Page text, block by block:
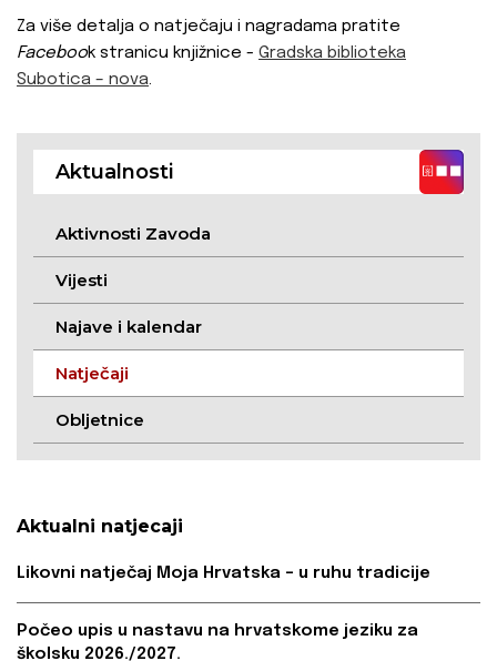
Za više detalja o natječaju i nagradama pratite
Facebook stranicu knjižnice - Gradska biblioteka
Subotica – nova.
Aktualnosti
Aktivnosti Zavoda
Vijesti
Najave i kalendar
Natječaji
Obljetnice
Aktualni natjecaji
Likovni natječaj Moja Hrvatska – u ruhu tradicije
Počeo upis u nastavu na hrvatskome jeziku za
školsku 2026./2027.